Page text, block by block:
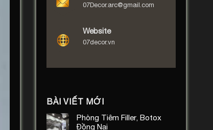
07Decor.arc@gmail.com
Website
07decor.vn
BÀI VIẾT MỚI
Phòng Tiêm Filler, Botox
Đồng Nai